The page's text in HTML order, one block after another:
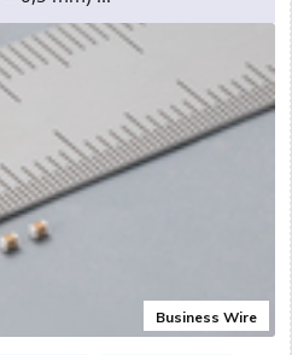
Business Wire